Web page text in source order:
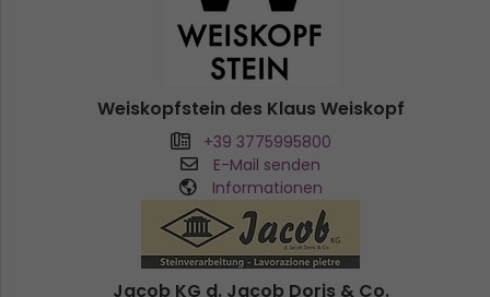
Weiskopfstein des Klaus Weiskopf
+39 3775995800
E-Mail senden
Informationen
Jacob KG d. Jacob Doris & Co.